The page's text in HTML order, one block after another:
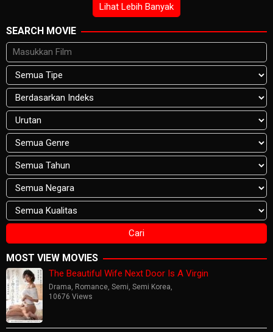
Lihat Lebih Banyak
SEARCH MOVIE
MOST VIEW MOVIES
The Beautiful Wife Next Door Is A Virgin
Drama, Romance, Semi, Semi Korea,
10676 Views